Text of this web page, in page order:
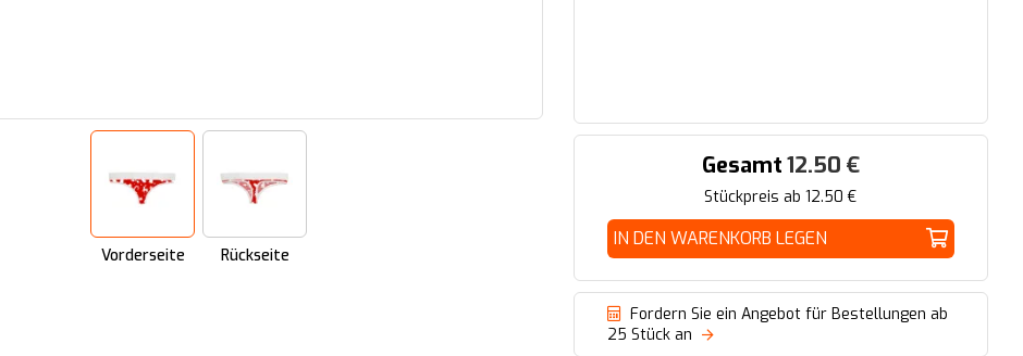
Vorderseite Rückseite
Gesamt12.50 €
Stückpreis ab12.50 €
IN DEN WARENKORB LEGEN
Fordern Sie ein Angebot für Bestellungen ab
25 Stück an